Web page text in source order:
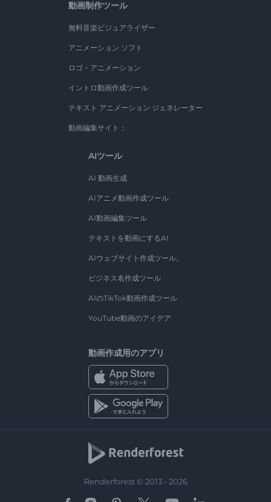
動画制作ツール
無料音楽ビジュアライザー
アニメーション ソフト
ロゴ・アニメーション
イントロ動画作成ツール
テキスト アニメーション ジェネレーター
動画編集サイト：
AIツール
AI 動画生成
AIアニメ動画作成ツール
AI動画編集ツール
テキストを動画にするAI
AIウェブサイト作成ツール。
ビジネス名作成ツール
AIのTikTok動画作成ツール
YouTube動画のアイデア
動画作成用のアプリ
Renderforest © 2013 - 2026